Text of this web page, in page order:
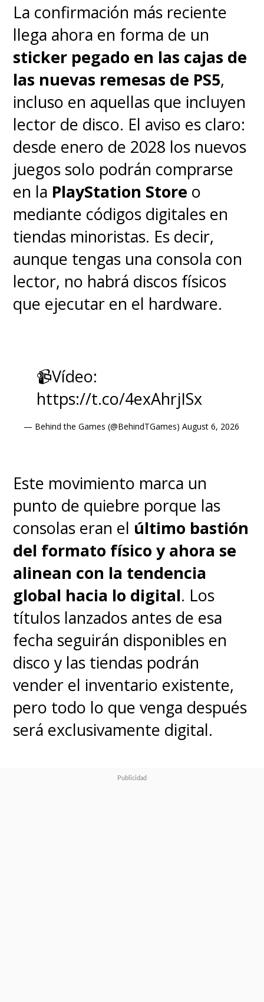
La confirmación más reciente
llega ahora en forma de un
sticker pegado en las cajas de
las nuevas remesas de PS5,
incluso en aquellas que incluyen
lector de disco. El aviso es claro:
desde enero de 2028 los nuevos
juegos solo podrán comprarse
en la PlayStation Store o
mediante códigos digitales en
tiendas minoristas. Es decir,
aunque tengas una consola con
lector, no habrá discos físicos
que ejecutar en el hardware.
📹Vídeo:
https://t.co/4exAhrjISx
— Behind the Games (@BehindTGames) August 6, 2026
Este movimiento marca un
punto de quiebre porque las
consolas eran el último bastión
del formato físico y ahora se
alinean con la tendencia
global hacia lo digital. Los
títulos lanzados antes de esa
fecha seguirán disponibles en
disco y las tiendas podrán
vender el inventario existente,
pero todo lo que venga después
será exclusivamente digital.